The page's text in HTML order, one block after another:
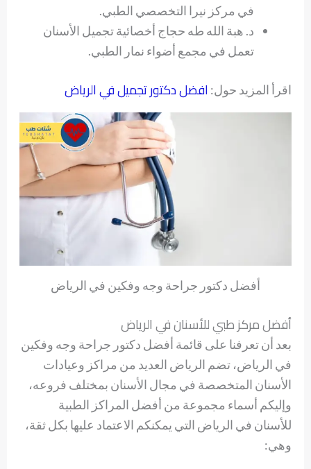
في مركز نيرا التخصصي الطبي.
د. هبة الله طه حجاج أخصائية تجميل الأسنان
تعمل في مجمع أضواء نمار الطبي.
اقرأ المزيد حول: افضل دكتور تجميل في الرياض
أفضل دكتور جراحة وجه وفكين في الرياض
أفضل مركز طبي للأسنان في الرياض
بعد أن تعرفنا على قائمة أفضل دكتور جراحة وجه وفكين
في الرياض، تضم الرياض العديد من مراكز وعيادات
الأسنان المتخصصة في مجال الأسنان بمختلف فروعه،
وإليكم أسماء مجموعة من أفضل المراكز الطبية
للأسنان في الرياض التي يمكنكم الاعتماد عليها بكل ثقة،
وهي: